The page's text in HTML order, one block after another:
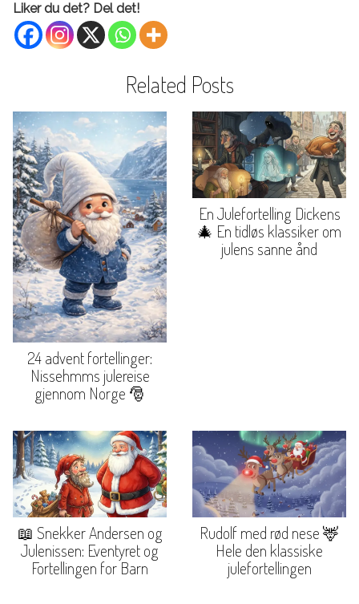
Liker du det? Del det!
Related Posts
24 advent fortellinger:
Nissehmms julereise
gjennom Norge 🎅
En Julefortelling Dickens
🎄 En tidløs klassiker om
julens sanne ånd
📖 Snekker Andersen og
Julenissen: Eventyret og
Fortellingen for Barn
Rudolf med rød nese 🦌
Hele den klassiske
julefortellingen